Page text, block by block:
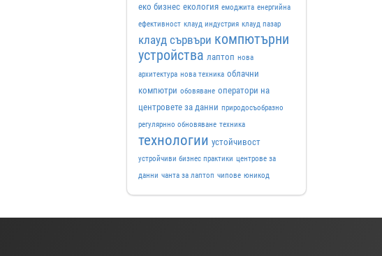
еко бизнес екология емоджита енергийна
ефективност клауд индустрия клауд пазар
клауд сървъри компютърни
устройства лаптоп нова
архитектура нова техника облачни
компютри обовяване оператори на
центровете за данни природосъобразно
регулярнно обновяване техника
технологии устойчивост
устройчиви бизнес практики центрове за
данни чанта за лаптоп чипове юникод